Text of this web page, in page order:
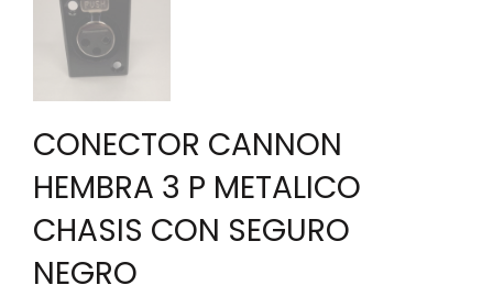
CONECTOR CANNON
HEMBRA 3 P METALICO
CHASIS CON SEGURO
NEGRO